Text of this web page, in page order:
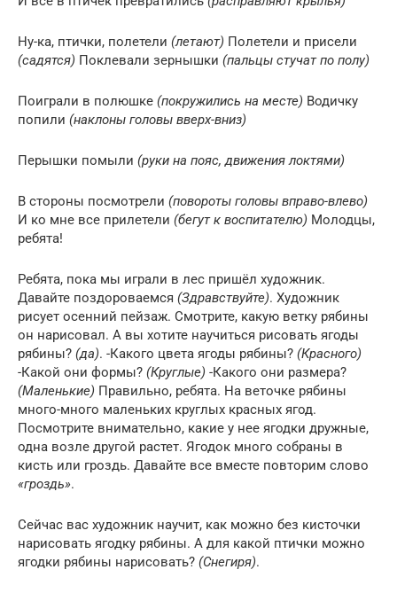
Ну-ка, птички, полетели (летают) Полетели и присели
(садятся) Поклевали зернышки (пальцы стучат по полу)
Поиграли в полюшке (покружились на месте) Водичку
попили (наклоны головы вверх-вниз)
Перышки помыли (руки на пояс, движения локтями)
В стороны посмотрели (повороты головы вправо-влево)
И ко мне все прилетели (бегут к воспитателю) Молодцы,
ребята!
Ребята, пока мы играли в лес пришёл художник.
Давайте поздороваемся (Здравствуйте). Художник
рисует осенний пейзаж. Смотрите, какую ветку рябины
он нарисовал. А вы хотите научиться рисовать ягоды
рябины? (да). -Какого цвета ягоды рябины? (Красного)
-Какой они формы? (Круглые) -Какого они размера?
(Маленькие) Правильно, ребята. На веточке рябины
много-много маленьких круглых красных ягод.
Посмотрите внимательно, какие у нее ягодки дружные,
одна возле другой растет. Ягодок много собраны в
кисть или гроздь. Давайте все вместе повторим слово
«гроздь».
Сейчас вас художник научит, как можно без кисточки
нарисовать ягодку рябины. А для какой птички можно
ягодки рябины нарисовать? (Снегиря).